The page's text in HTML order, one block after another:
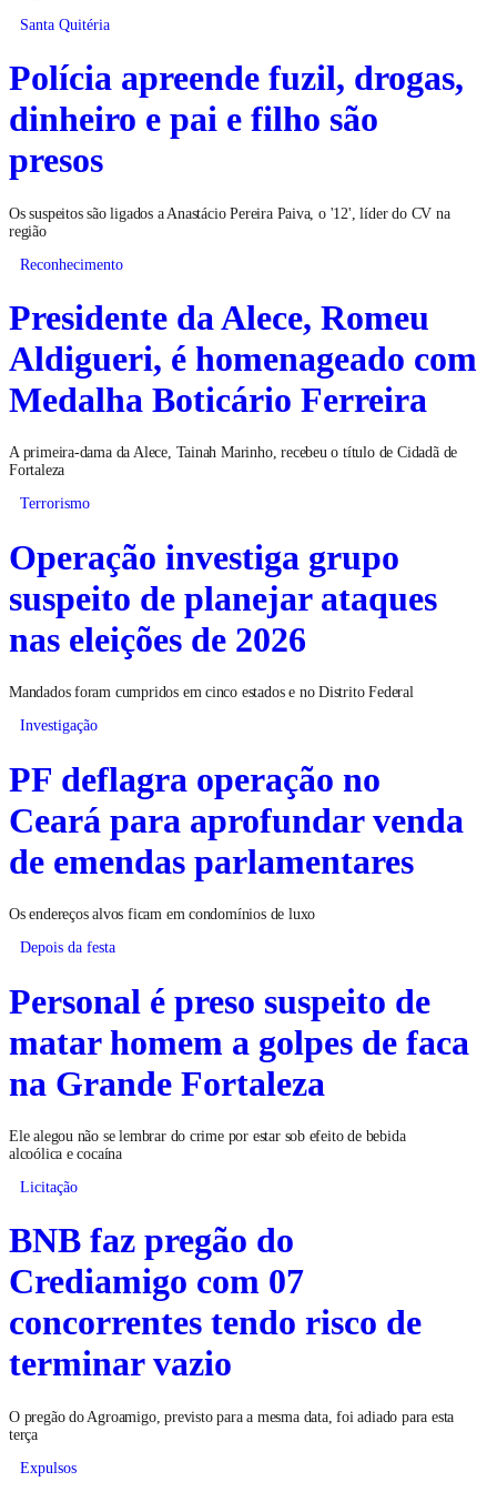
Santa Quitéria
Polícia apreende fuzil, drogas,
dinheiro e pai e filho são
presos
Os suspeitos são ligados a Anastácio Pereira Paiva, o '12', líder do CV na
região
Reconhecimento
Presidente da Alece, Romeu
Aldigueri, é homenageado com
Medalha Boticário Ferreira
A primeira-dama da Alece, Tainah Marinho, recebeu o título de Cidadã de
Fortaleza
Terrorismo
Operação investiga grupo
suspeito de planejar ataques
nas eleições de 2026
Mandados foram cumpridos em cinco estados e no Distrito Federal
Investigação
PF deflagra operação no
Ceará para aprofundar venda
de emendas parlamentares
Os endereços alvos ficam em condomínios de luxo
Depois da festa
Personal é preso suspeito de
matar homem a golpes de faca
na Grande Fortaleza
Ele alegou não se lembrar do crime por estar sob efeito de bebida
alcoólica e cocaína
Licitação
BNB faz pregão do
Crediamigo com 07
concorrentes tendo risco de
terminar vazio
O pregão do Agroamigo, previsto para a mesma data, foi adiado para esta
terça
Expulsos